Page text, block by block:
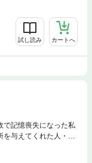
試し読み カートへ
記憶喪失になった私
与えてくれた人・怜
ど、英語が話せるこ
びに不安が募